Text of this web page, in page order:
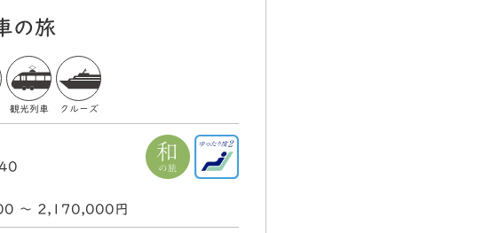
の旅
観光列車 クルーズ
〜 2,170,000円